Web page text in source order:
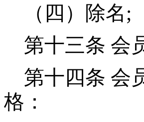
（四）除名;
第十三条 会
第十四条 会
格：